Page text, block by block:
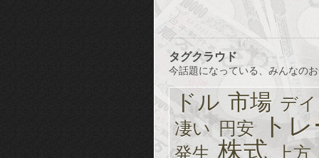
タグクラウド
今話題になっている、みんなの
ドル 市場 デ
凄い 円安 ト
発生 株式 上方